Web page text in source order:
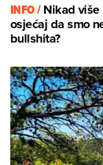
INFO /Nikad
osjećaj da smo
bullshita?